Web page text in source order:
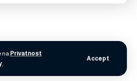
na Privatnost
.
Accept